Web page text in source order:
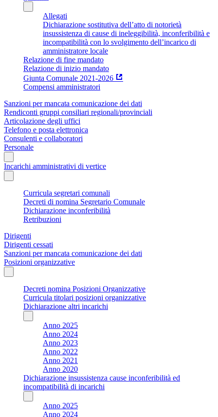
Allegati
Dichiarazione sostitutiva dell’atto di notorietà
insussistenza di cause di ineleggibilità, inconferibilità e
incompatibilità con lo svolgimento dell’incarico di
amministratore locale
Relazione di fine mandato
Relazione di inizio mandato
Giunta Comunale 2021-2026
Compensi amministratori
Sanzioni per mancata comunicazione dei dati
Rendiconti gruppi consiliari regionali/provinciali
Articolazione degli uffici
Telefono e posta elettronica
Consulenti e collaboratori
Personale
Incarichi amministrativi di vertice
Curricula segretari comunali
Decreti di nomina Segretario Comunale
Dichiarazione inconferibilità
Retribuzioni
Dirigenti
Dirigenti cessati
Sanzioni per mancata comunicazione dei dati
Posizioni organizzative
Decreti nomina Posizioni Organizzative
Curricula titolari posizioni organizzative
Dichiarazione altri incarichi
Anno 2025
Anno 2024
Anno 2023
Anno 2022
Anno 2021
Anno 2020
Dichiarazione insussistenza cause inconferibilità ed
incompatibilità di incarichi
Anno 2025
Anno 2024